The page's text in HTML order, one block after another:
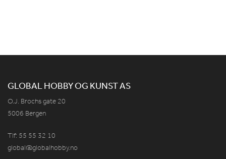
GLOBAL HOBBY OG KUNST AS
O.J. Brochs gate 20
5006 Bergen
Tlf: 55 55 32 10
global@globalhobby.no